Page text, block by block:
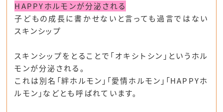
HAPPYホルモンが分泌される
子どもの成長に書かせないと言っても過言ではない
スキンシップ
スキンシップをとることで「オキシトシン」というホル
モンが分泌される。
これは別名「絆ホルモン」「愛情ホルモン」「HAPPYホ
ルモン」などとも呼ばれています。